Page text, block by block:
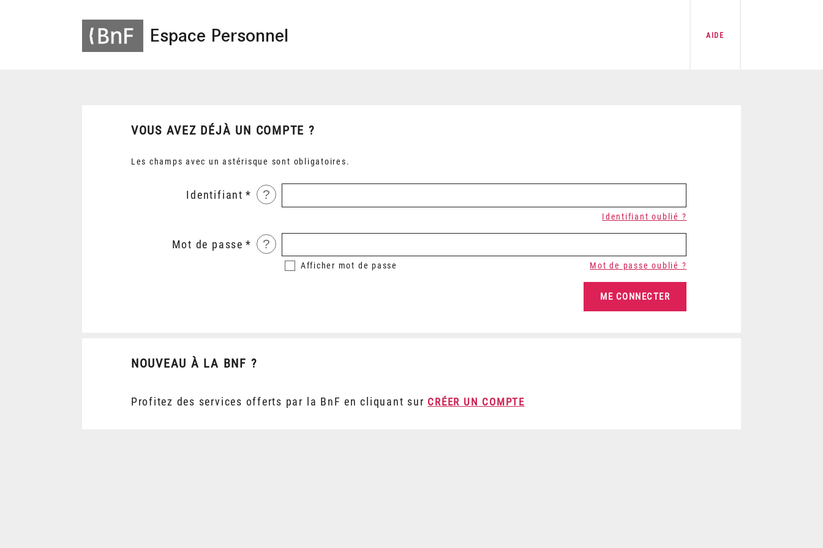
Espace Personnel AIDE
VOUS AVEZ DÉJÀ UN COMPTE ?
Les champs avec un astérisque sont obligatoires.
Identifiant ?
Identifiant oublié ?
Mot de passe ?
Afficher mot de passe Mot de passe oublié ?
NOUVEAU À LA BNF ?
Profitez des services offerts par la BnF en cliquant sur CRÉER UN COMPTE